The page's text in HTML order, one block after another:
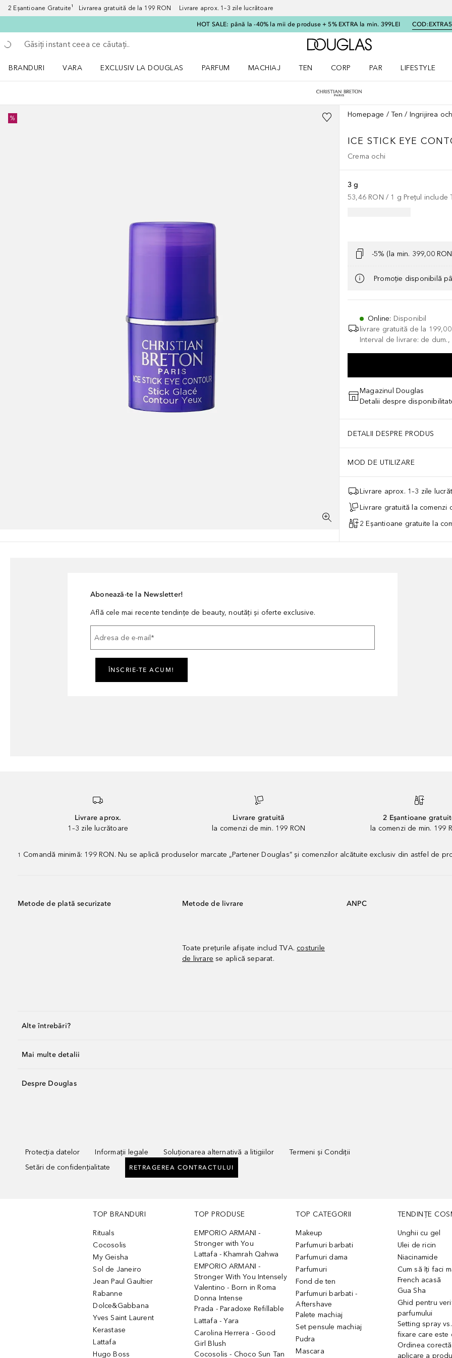
2 Eșantioane Gratuite¹ Livrarea gratuită de la 199 RON Livrare aprox. 1–3 zile lucrătoare
HOT SALE: până la -40% la mii de produse + 5% EXTRA la min. 399LEI COD:
Înapoi
Executați căutarea
Către pagina principală
BRANDURI
VARA
EXCLUSIV LA DOUGLAS
PARFUM
MACHIAJ
TEN
CORP
PAR
LIFESTYLE
% Homepage Ten Ingrijirea
ICE STICK EYE
Crema ochi
3 g
53,46 RON / 1 g Prețul include
-5% (la min. 399,00
Promoție disponibilă
Online: Disponibil
livrare gratuită de la
Interval de livrare: de
Magazinul Douglas
Detalii despre
DETALII DESPRE PRODUS
MOD DE UTILIZARE
Livrare aprox. 1–3 zile
Livrare gratuită la comenzi
2 Eșantioane gratuite la
Abonează-te la Newsletter!
Află cele mai recente tendințe de beauty, noutăți și oferte exclusive.
Adresa de e-mail *
ÎNSCRIE-TE ACUM!
Livrare aprox.
1–3 zile lucrătoare
Livrare gratuită
la comenzi de min. 199 RON
2 Eșantioane
la comenzi de min. 199
1 Comandă minimă: 199 RON. Nu se aplică produselor marcate „Partener Douglas” și comenzilor alcătuite exclusiv din astfel de
Metode de plată securizate Metode de livrare
Toate prețurile afișate includ TVA. costurile
de livrare se aplică separat.
ANPC
Alte întrebări?
Mai multe detalii
Despre Douglas
Protecția datelor Informații legale Soluționarea alternativă a litigiilor
Termeni și Condiții
Setări de confidențialitate
RETRAGEREA CONTRACTULUI
TOP BRANDURI
Rituals
Cocosolis
My Geisha
Sol de Janeiro
Jean Paul Gaultier
Rabanne
Dolce&Gabbana
Yves Saint Laurent
Kerastase
Lattafa
Hugo Boss
TOP PRODUSE
EMPORIO ARMANI -
Stronger with You
Lattafa - Khamrah Qahwa
EMPORIO ARMANI -
Stronger With You Intensely
Valentino - Born in Roma
Donna Intense
Prada - Paradoxe Refillable
Lattafa - Yara
Carolina Herrera - Good
Girl Blush
Cocosolis - Choco Sun Tan
TOP CATEGORII
Makeup
Parfumuri barbati
Parfumuri dama
Parfumuri
Fond de ten
Parfumuri barbati -
Aftershave
Palete machiaj
Set pensule machiaj
Pudra
Mascara
TENDINȚE
Unghii cu gel
Ulei de ricin
Niacinamide
Cum să îți faci
French acasă
Gua Sha
Ghid pentru
parfumului
Setting spray
fixare care este
Ordinea
aplicare a